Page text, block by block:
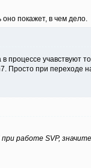
покажет, в чем дело.
учавствуют
Просто при переходе
работе SVP,